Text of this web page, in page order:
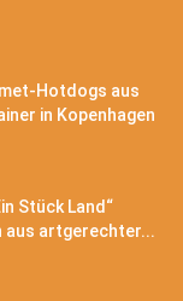
Hotdogs aus
in Kopenhagen
Stück Land“
aus artgerechter...